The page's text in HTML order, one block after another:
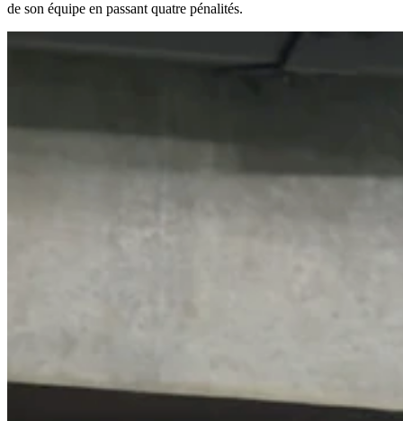
de son équipe en passant quatre pénalités.